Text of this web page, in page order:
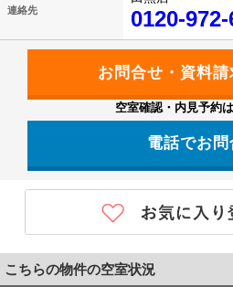
連絡先 0120-
空室確認・内見予約
電話でお問
0120-972-
こちらの物件の空室状況